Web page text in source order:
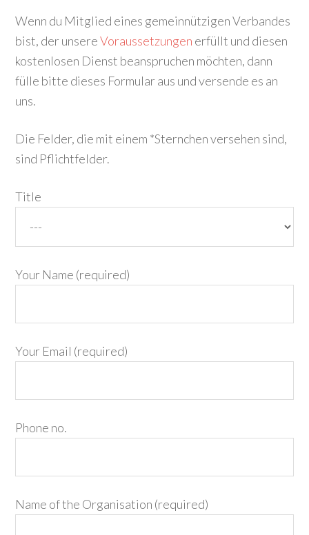
Wenn du Mitglied eines gemeinnützigen Verbandes
bist, der unsereVoraussetzungen erfüllt und diesen
kostenlosen Dienst beanspruchen möchten, dann
fülle bitte dieses Formular aus und versende es an
uns.
Die Felder, die mit einem *Sternchen versehen sind,
sind Pflichtfelder.
Title
Your Name (required)
Your Email (required)
Phone no.
Name of the Organisation (required)